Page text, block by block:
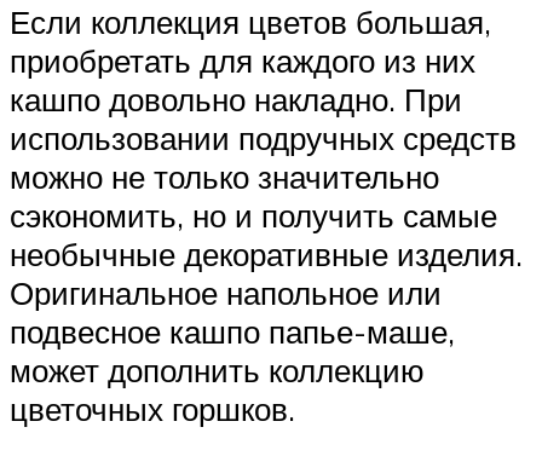
Если коллекция цветов большая,
приобретать для каждого из них
кашпо довольно накладно. При
использовании подручных средств
можно не только значительно
сэкономить, но и получить самые
необычные декоративные изделия.
Оригинальное напольное или
подвесное кашпо папье-маше,
может дополнить коллекцию
цветочных горшков.